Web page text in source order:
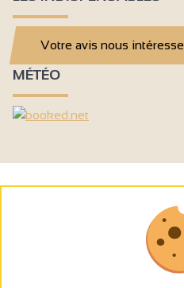
Votre avis nous intéresse
MÉTÉO